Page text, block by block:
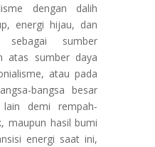
dengan dalih
energi hijau, dan
sebagai sumber
atas sumber daya
atau pada
bangsa besar
lain demi rempah-
maupun hasil bumi
energi saat ini,